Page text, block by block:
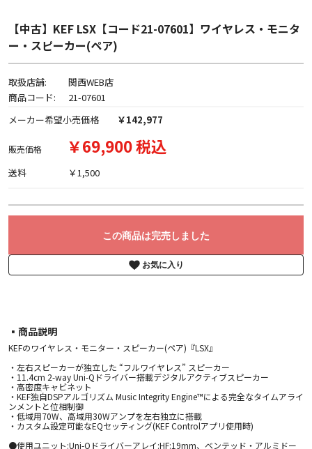
【中古】KEF LSX【コード21-07601】ワイヤレス・モニタ
ー・スピーカー(ペア)
取扱店舗:
関西WEB店
商品コード:
21-07601
メーカー希望小売価格
￥142,977
販売価格 ￥69,900 税込
送料 ￥1,500
この商品は完売しました
お気に入り
▪︎商品説明
KEFのワイヤレス・モニター・スピーカー(ペア)『LSX』
・左右スピーカーが独立した “フルワイヤレス” スピーカー
・11.4cm 2-way Uni-Qドライバー搭載デジタルアクティブスピーカー
・高密度キャビネット
・KEF独自DSPアルゴリズム Music Integrity Engine™による完全なタイムアライ
ンメントと位相制御
・低域用70W、高域用30Wアンプを左右独立に搭載
・カスタム設定可能なEQセッティング(KEF Controlアプリ使用時)
●使用ユニット:Uni-Qドライバーアレイ:HF:19mm、ベンテッド・アルミドー